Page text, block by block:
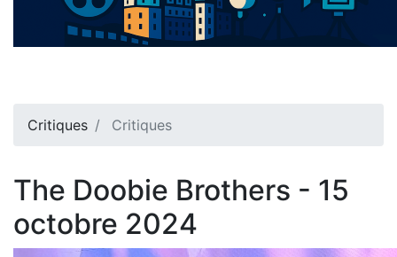
Critiques Critiques
The Doobie Brothers - 15
octobre 2024